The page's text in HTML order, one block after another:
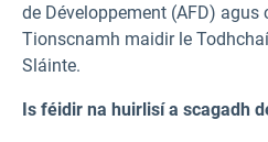
de Développement (AFD) agus
Tionscnamh maidir le
Sláinte.
Is féidir na huirlisí a scagadh